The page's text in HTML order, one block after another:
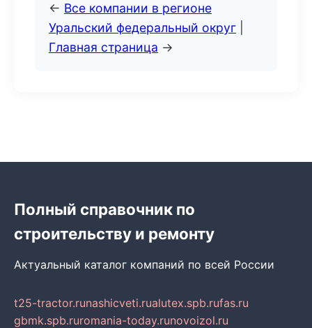
← Все компании в регионе
Уральский федеральный округ
Главная страница →
Полный справочник по
строительству и ремонту
Актуальный каталог компаний по всей России
t25-tractor.runashicveti.rualutex.spb.rufas.ru
gbmk.spb.ruromania-today.runovoizol.ru